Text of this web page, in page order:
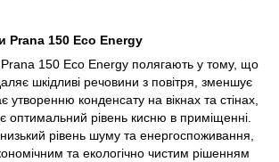
Prana 150 Eco Energy
Prana 150 Eco Energy полягають у тому, що
шкідливі речовини з повітря, зменшує
утворенню конденсату на вікнах та стінах,
оптимальний рівень кисню в приміщенні.
рівень шуму та енергоспоживання,
та екологічно чистим рішенням